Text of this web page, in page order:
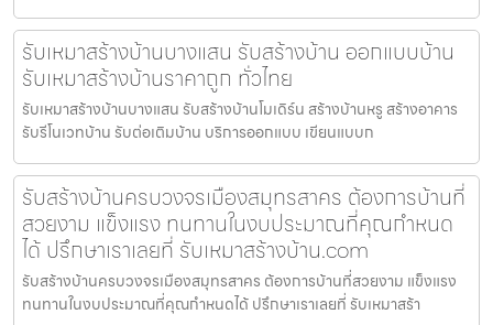
รับเหมาสร้างบ้านบางแสน รับสร้างบ้าน ออกแบบบ้าน
รับเหมาสร้างบ้านราคาถูก ทั่วไทย
รับเหมาสร้างบ้านบางแสน รับสร้างบ้านโมเดิร์น สร้างบ้านหรู สร้างอาคาร
รับรีโนเวทบ้าน รับต่อเติมบ้าน บริการออกแบบ เขียนแบบก
รับสร้างบ้านครบวงจรเมืองสมุทรสาคร ต้องการบ้านที่
สวยงาม แข็งแรง ทนทานในงบประมาณที่คุณกำหนด
ได้ ปรึกษาเราเลยที่ รับเหมาสร้างบ้าน.com
รับสร้างบ้านครบวงจรเมืองสมุทรสาคร ต้องการบ้านที่สวยงาม แข็งแรง
ทนทานในงบประมาณที่คุณกำหนดได้ ปรึกษาเราเลยที่ รับเหมาสร้า